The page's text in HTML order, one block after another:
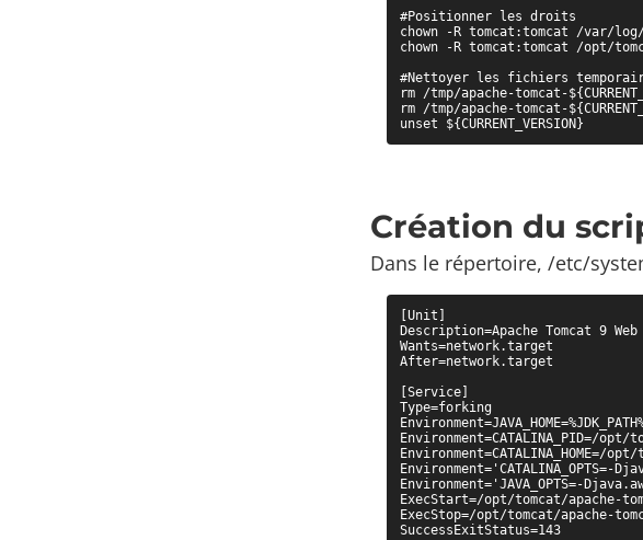
#Positionner les droits
chown -R tomcat:tomcat /var/
chown -R tomcat:tomcat /opt/
#Nettoyer les fichiers
rm /tmp/apache-tomcat-
rm /tmp/apache-tomcat-
unset ${CURRENT_VERSION}
Création du
Dans le répertoire, /etc/
[Unit]
Description=Apache Tomcat 9
Wants=network.target
After=network.target
[Service]
Type=forking
Environment=CATALINA_PID=/
Environment=CATALINA_HOME=/
Environment='JAVA_OPTS=-
ExecStart=/opt/tomcat/apache-
ExecStop=/opt/tomcat/apache-
SuccessExitStatus=143